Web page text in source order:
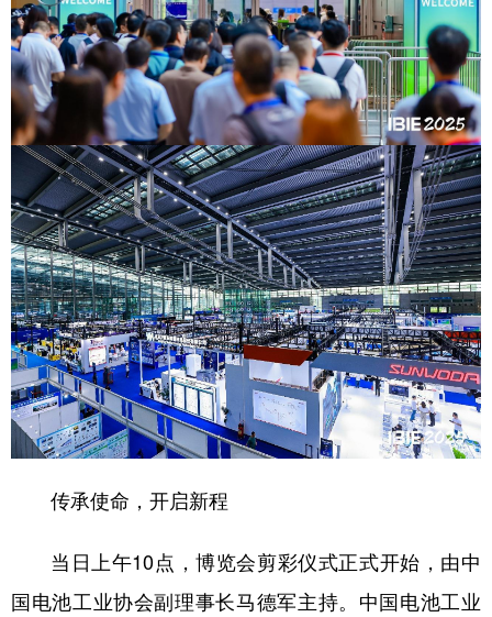
新疆 内蒙古 黑龙江
多语种频道
English Español Français عربى
Русский язык 日本語 한국어
Deutsch Português
传承使命，开启新程
当日上午10点，博览会剪彩仪式正式开始，由中
国电池工业协会副理事长马德军主持。中国电池工业